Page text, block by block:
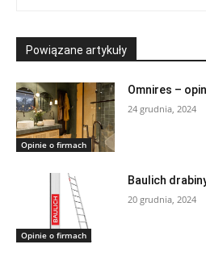
Powiązane artykuły
Opinie o firmach
Omnires –
24 grudnia, 2024
Opinie o firmach
Baulich
20 grudnia, 2024